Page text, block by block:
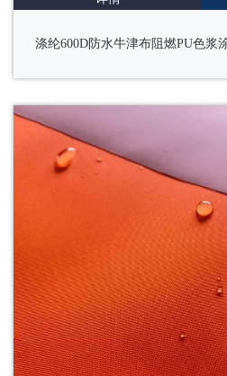
涤纶600D防水牛津布阻燃PU色浆